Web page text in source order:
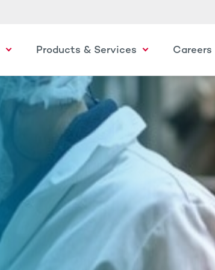
Products & Services Careers